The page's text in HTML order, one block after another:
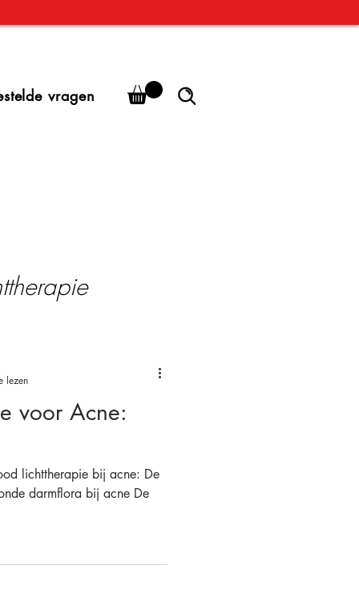
vragen
voor Acne:
lichttherapie bij acne: De
darmflora bij acne De
lezen